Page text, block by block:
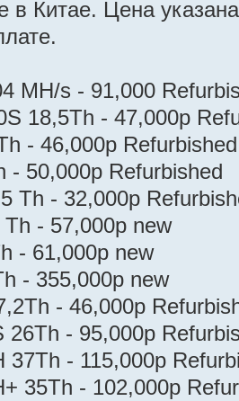
в Китае. Цена
MH/s - 91,000
18,5Th - 47,000р
- 46,000р Refurbished
- 50,000р Refurbished
Тh - 32,000р
- 57,000р new
- 61,000р new
- 355,000р new
- 46,000р
26Th - 95,000р
37Th - 115,000р
35Th - 102,000р